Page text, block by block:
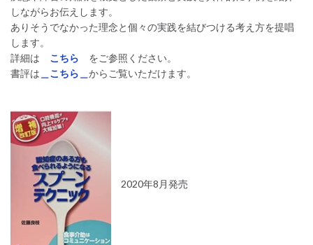
しながらお伝えします。
ありそうでなかった理念と個々の実践を結びつける考え方を提唱
します。
詳細は
こちら
をご参照ください。
書評は ＿こちら＿ からご覧いただけます。
2020年8月発売